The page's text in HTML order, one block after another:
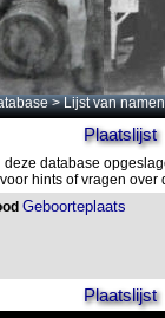
> Lijst van namen
Plaatslijst
deze database
hints of vragen
Geboorteplaats
Plaatslijst